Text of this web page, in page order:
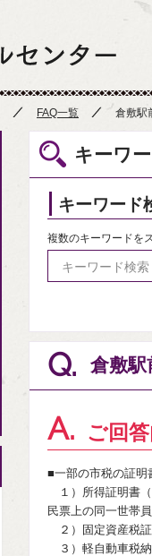
FAQ一覧 倉敷駅
キーワ
キーワード
複数のキーワードを
Q. 倉敷駅
A. ご回
■一部の市税の証明
１）所得証明書（
民票上の同一世帯
２）固定資産税証
３）軽自動車税納